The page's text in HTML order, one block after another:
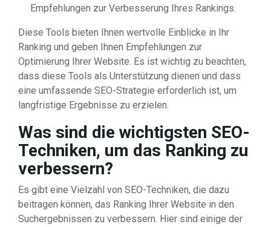
Empfehlungen zur Verbesserung Ihres Rankings.
Diese Tools bieten Ihnen wertvolle Einblicke in Ihr
Ranking und geben Ihnen Empfehlungen zur
Optimierung Ihrer Website. Es ist wichtig zu beachten,
dass diese Tools als Unterstützung dienen und dass
eine umfassende SEO-Strategie erforderlich ist, um
langfristige Ergebnisse zu erzielen.
Was sind die wichtigsten SEO-
Techniken, um das Ranking zu
verbessern?
Es gibt eine Vielzahl von SEO-Techniken, die dazu
beitragen können, das Ranking Ihrer Website in den
Suchergebnissen zu verbessern. Hier sind einige der